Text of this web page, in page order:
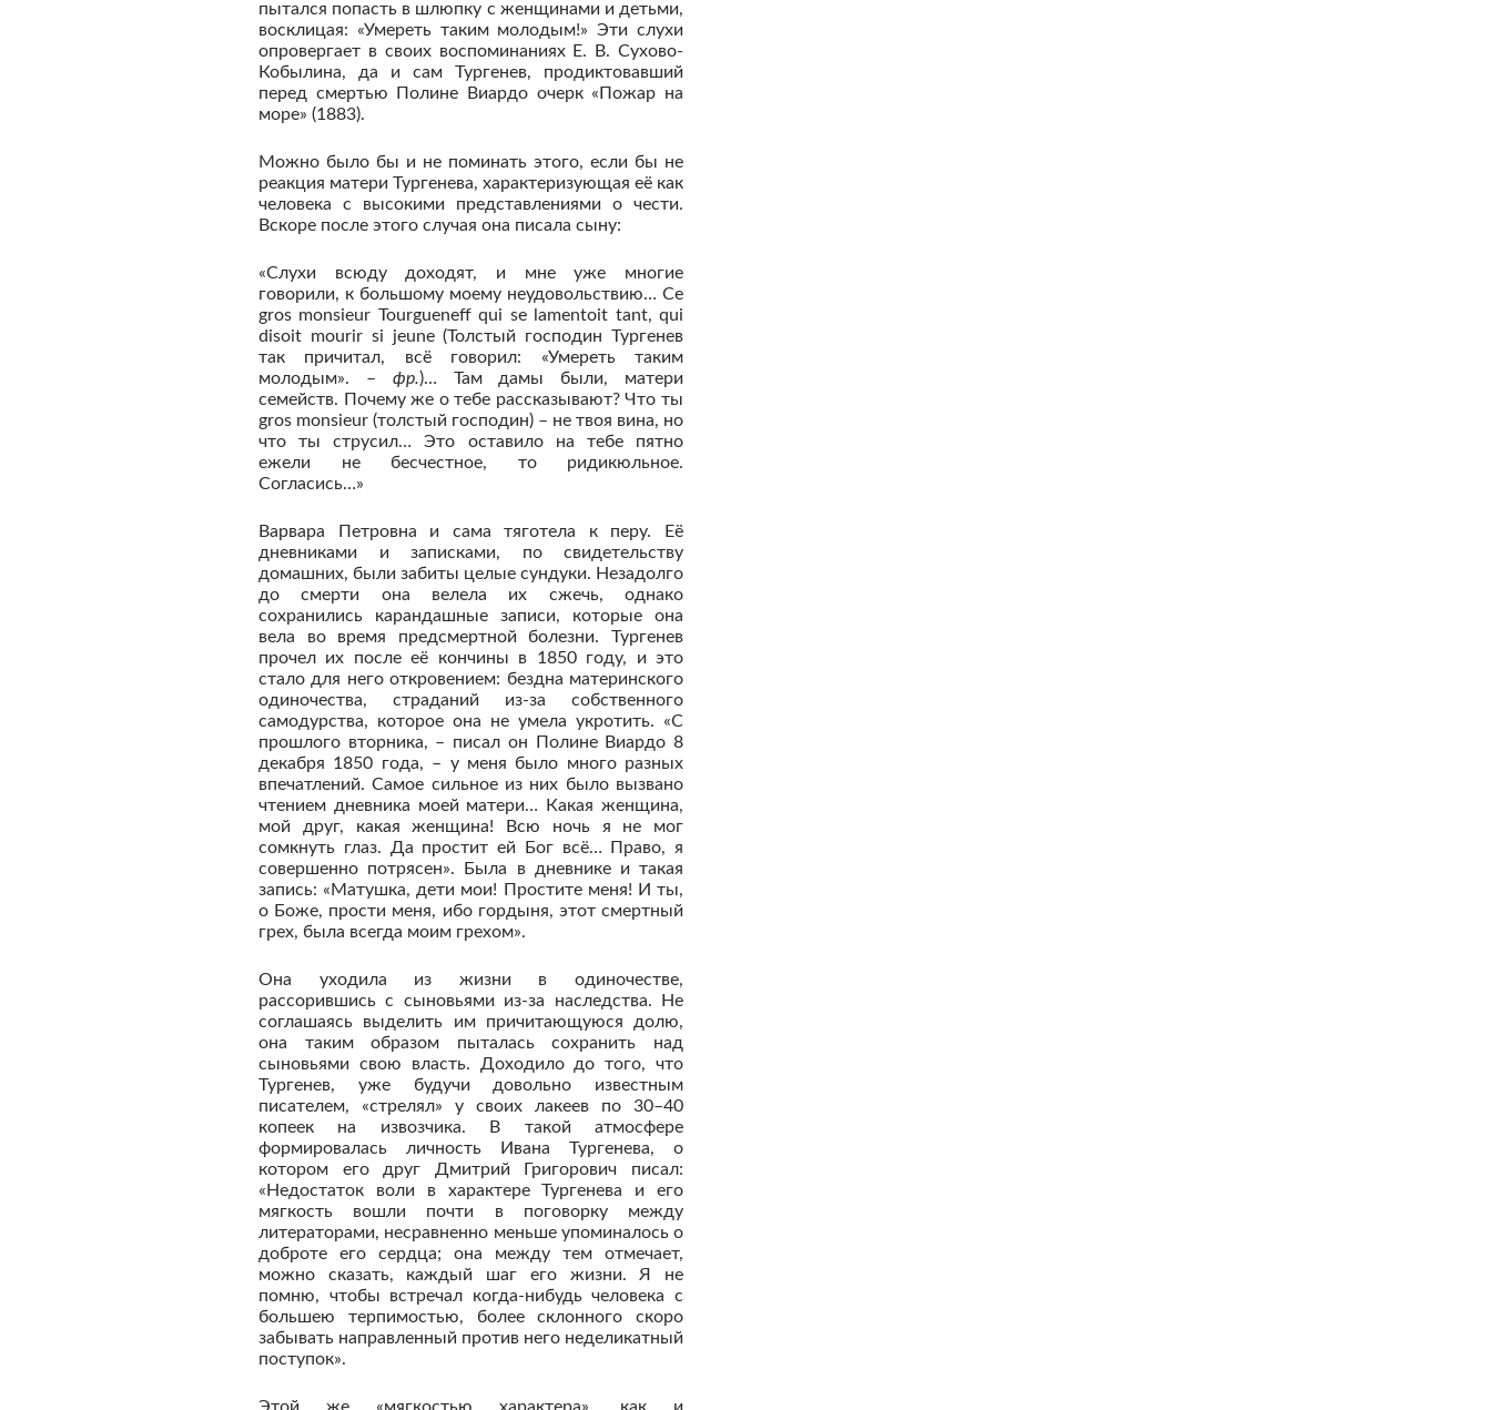
пытался попасть в шлюпку с женщинами и детьми,
восклицая: «Умереть таким молодым!» Эти слухи
опровергает в своих воспоминаниях Е. В. Сухово-
Кобылина, да и сам Тургенев, продиктовавший
перед смертью Полине Виардо очерк «Пожар на
море» (1883).
Можно было бы и не поминать этого, если бы не
реакция матери Тургенева, характеризующая её как
человека с высокими представлениями о чести.
Вскоре после этого случая она писала сыну:
«Слухи всюду доходят, и мне уже многие
говорили, к большому моему неудовольствию… Ce
gros monsieur Tourgueneff qui se lamentoit tant, qui
disoit mourir si jeune (Толстый господин Тургенев
так причитал, всё говорил: «Умереть таким
молодым». – фр.)… Там дамы были, матери
семейств. Почему же о тебе рассказывают? Что ты
gros monsieur (толстый господин) – не твоя вина, но
что ты струсил… Это оставило на тебе пятно
ежели не бесчестное, то ридикюльное.
Согласись…»
Варвара Петровна и сама тяготела к перу. Её
дневниками и записками, по свидетельству
домашних, были забиты целые сундуки. Незадолго
до смерти она велела их сжечь, однако
сохранились карандашные записи, которые она
вела во время предсмертной болезни. Тургенев
прочел их после её кончины в 1850 году, и это
стало для него откровением: бездна материнского
одиночества, страданий из-за собственного
самодурства, которое она не умела укротить. «С
прошлого вторника, – писал он Полине Виардо 8
декабря 1850 года, – у меня было много разных
впечатлений. Самое сильное из них было вызвано
чтением дневника моей матери… Какая женщина,
мой друг, какая женщина! Всю ночь я не мог
сомкнуть глаз. Да простит ей Бог всё… Право, я
совершенно потрясен». Была в дневнике и такая
запись: «Матушка, дети мои! Простите меня! И ты,
о Боже, прости меня, ибо гордыня, этот смертный
грех, была всегда моим грехом».
Она уходила из жизни в одиночестве,
рассорившись с сыновьями из-за наследства. Не
соглашаясь выделить им причитающуюся долю,
она таким образом пыталась сохранить над
сыновьями свою власть. Доходило до того, что
Тургенев, уже будучи довольно известным
писателем, «стрелял» у своих лакеев по 30–40
копеек на извозчика. В такой атмосфере
формировалась личность Ивана Тургенева, о
котором его друг Дмитрий Григорович писал:
«Недостаток воли в характере Тургенева и его
мягкость вошли почти в поговорку между
литераторами, несравненно меньше упоминалось о
доброте его сердца; она между тем отмечает,
можно сказать, каждый шаг его жизни. Я не
помню, чтобы встречал когда-нибудь человека с
большею терпимостью, более склонного скоро
забывать направленный против него неделикатный
поступок».